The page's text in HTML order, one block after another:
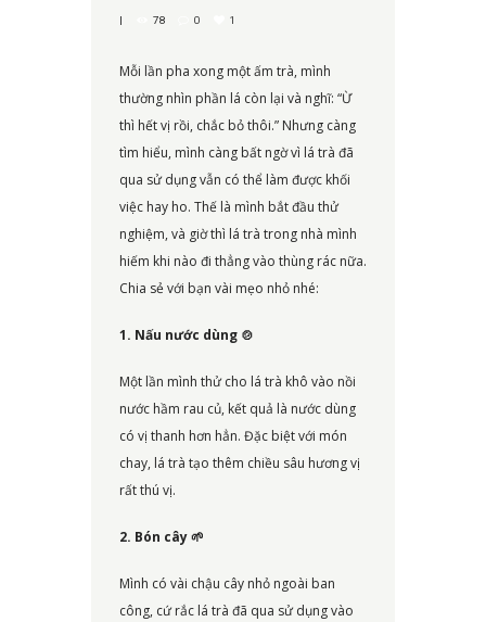
78 0 1
Mỗi lần pha xong một ấm trà, mình
thường nhìn phần lá còn lại và nghĩ: “Ừ
thì hết vị rồi, chắc bỏ thôi.” Nhưng càng
tìm hiểu, mình càng bất ngờ vì lá trà đã
qua sử dụng vẫn có thể làm được khối
việc hay ho. Thế là mình bắt đầu thử
nghiệm, và giờ thì lá trà trong nhà mình
hiếm khi nào đi thẳng vào thùng rác nữa.
Chia sẻ với bạn vài mẹo nhỏ nhé:
1. Nấu nước dùng 🍲
Một lần mình thử cho lá trà khô vào nồi
nước hầm rau củ, kết quả là nước dùng
có vị thanh hơn hẳn. Đặc biệt với món
chay, lá trà tạo thêm chiều sâu hương vị
rất thú vị.
2. Bón cây🌱
Mình có vài chậu cây nhỏ ngoài ban
công, cứ rắc lá trà đã qua sử dụng vào